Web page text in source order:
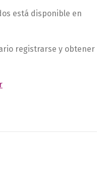
está disponible en
registrarse y obtener